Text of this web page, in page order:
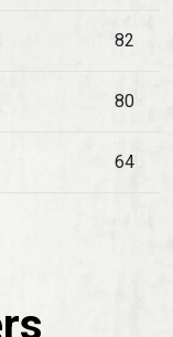
82
80
64